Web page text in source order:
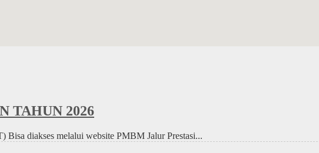
TAHUN 2026
Bisa diakses melalui website PMBM Jalur Prestasi...